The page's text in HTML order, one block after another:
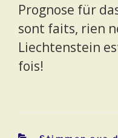
Prognose für
sont faits, rien
Liechtenstein
fois!